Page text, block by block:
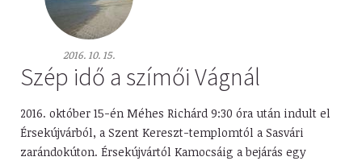
2016. 10. 15.
Szép idő a szímői Vágnál
2016. október 15-én Méhes Richárd 9:30 óra után indult el
Érsekújvárból, a Szent Kereszt-templomtól a Sasvári
zarándokúton. Érsekújvártól Kamocsáig a bejárás egy